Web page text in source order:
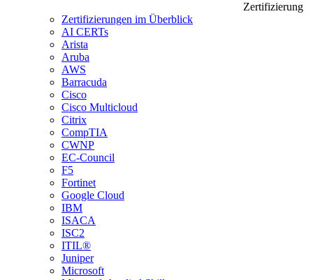
Zertifizierung
Zertifizierungen im Überblick
AI CERTs
Arista
Aruba
AWS
Barracuda
Cisco
Cisco Multicloud
Citrix
CompTIA
CWNP
EC-Council
F5
Fortinet
Google Cloud
IBM
ISACA
ISC2
ITIL®
Juniper
Microsoft